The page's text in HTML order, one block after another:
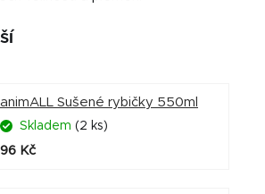
animALL Sušené rybičky 550ml
Skladem (2 ks)
96 Kč